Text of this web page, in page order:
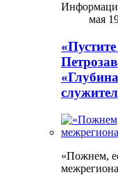
мая
«Пожнем,